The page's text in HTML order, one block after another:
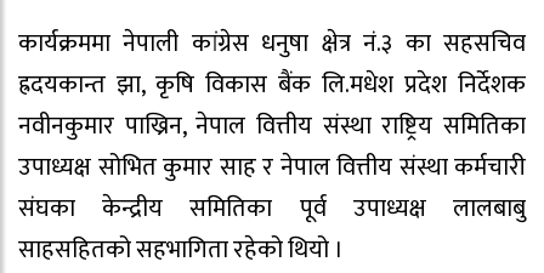
कार्यक्रममा नेपाली कांग्रेस धनुषा क्षेत्र नं.३ का सहसचिव
ह्रदयकान्त झा, कृषि विकास बैंक लि.मधेश प्रदेश निर्देशक
नवीनकुमार पाख्रिन, नेपाल वित्तीय संस्था राष्ट्रिय समितिका
उपाध्यक्ष सोभित कुमार साह र नेपाल वित्तीय संस्था कर्मचारी
संघका केन्द्रीय समितिका पूर्व उपाध्यक्ष लालबाबु
साहसहितको सहभागिता रहेको थियो ।